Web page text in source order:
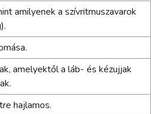
amilyenek a szívritmuszavarok
amelyektől a láb- és kézujjak
hajlamos.